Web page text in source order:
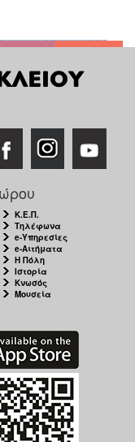
Κ.Ε.Π.
Τηλέφωνα
e-Υπηρεσίες
e-Αιτήματα
Η Πόλη
Ιστορία
Κνωσός
Μουσεία